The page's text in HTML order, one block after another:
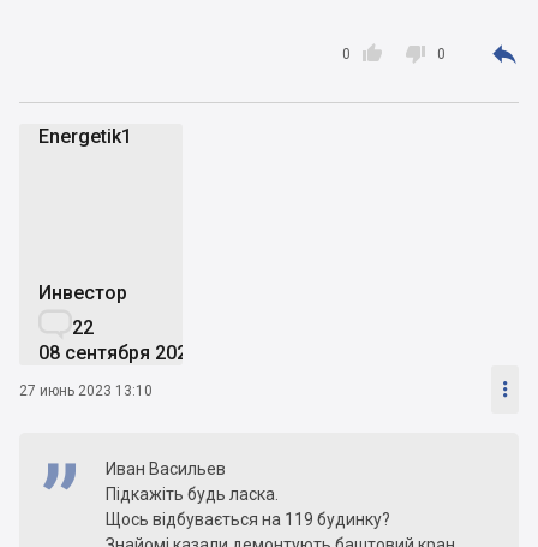

0  0 
Energetik1
Инвестор
22
08 сентября 2020
27 июнь 2023 13:10 
Иван Васильев
Підкажіть будь ласка.
Щось відбувається на 119 будинку?